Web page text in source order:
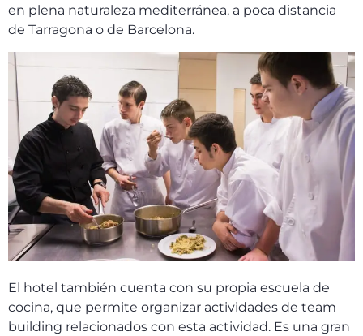
en plena naturaleza mediterránea, a poca distancia
de Tarragona o de Barcelona.
El hotel también cuenta con su propia escuela de
cocina, que permite organizar actividades de team
building relacionados con esta actividad. Es una gran